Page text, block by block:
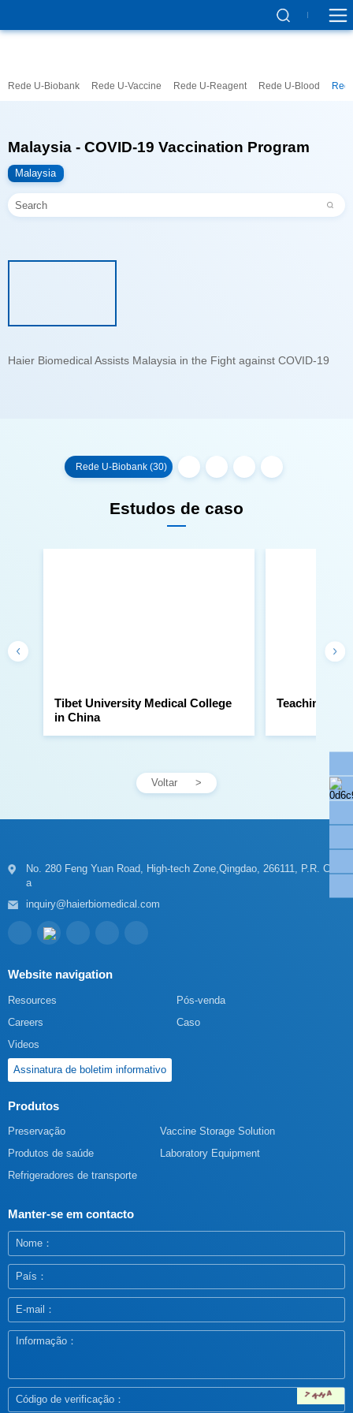
Rede U-Biobank Rede U-Vaccine Rede U-Reagent Rede U-Blood
Malaysia - COVID-19 Vaccination Program
Malaysia
Haier Biomedical Assists Malaysia in the Fight against COVID-19
Rede U-Biobank (30)
Estudos de caso
in China
Teaching
Voltar
a
inquiry@haierbiomedical.com
Website navigation
Resources
Pós-venda
Careers
Caso
Videos
Assinatura de boletim informativo
Produtos
Preservação
Vaccine Storage Solution
Produtos de saúde
Laboratory Equipment
Refrigeradores de transporte
Manter-se em contacto